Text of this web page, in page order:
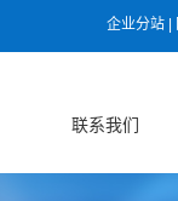
企业分站
联系我们